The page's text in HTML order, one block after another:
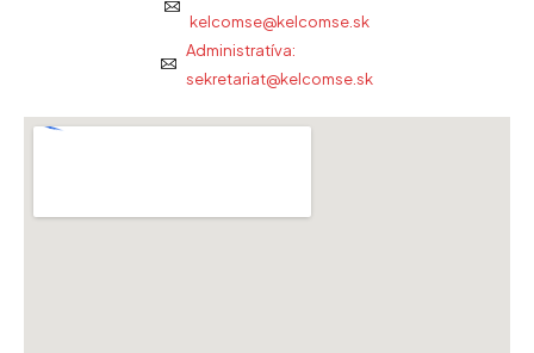
kelcomse@kelcomse.sk
Administratíva:
sekretariat@kelcomse.sk